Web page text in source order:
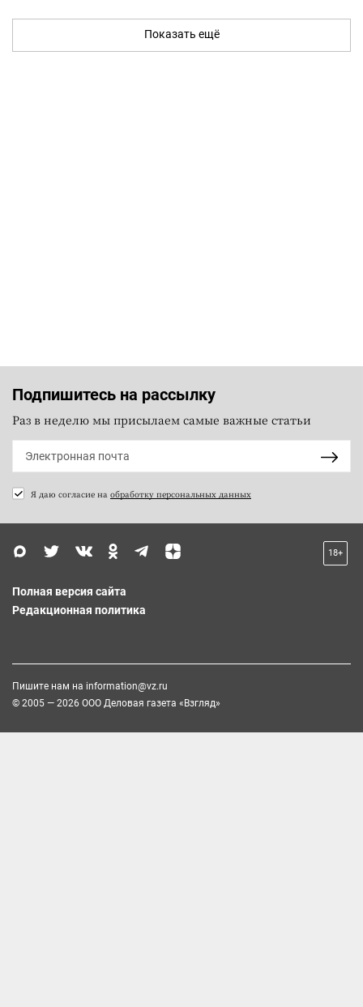
Показать ещё
Подпишитесь на рассылку
Раз в неделю мы присылаем самые важные статьи
Я даю согласие на обработку персональных данных
18+
Полная версия сайта
Редакционная политика
Пишите нам на information@vz.ru
© 2005 — 2026 ООО Деловая газета «Взгляд»